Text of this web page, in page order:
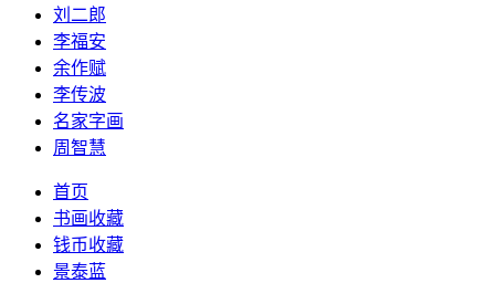
刘二郎
李福安
余作赋
李传波
名家字画
周智慧
首页
书画收藏
钱币收藏
景泰蓝